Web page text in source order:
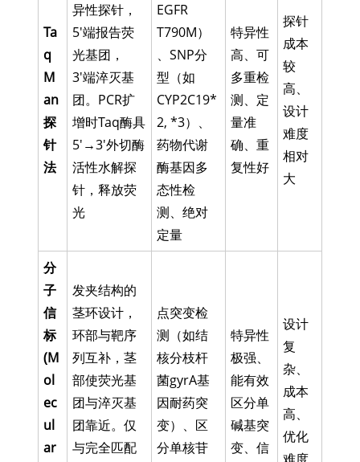
Ta
q
M
an
探
针
法
异性探针，
5'端报告荧
光基团，
3'端淬灭基
团。PCR扩
增时Taq酶具
5'→3'外切酶
活性水解探
针，释放荧
光
EGFR
T790M）
、SNP分
型（如
CYP2C19*
2, *3）、
药物代谢
酶基因多
态性检
测、绝对
定量
特异性
高、可
多重检
测、定
量准
确、重
复性好
探针
成本
较
高、
设计
难度
相对
大
分
子
信
标
(M
ol
ec
ul
ar
发夹结构的
茎环设计，
环部与靶序
列互补，茎
部使荧光基
团与淬灭基
团靠近。仅
与完全匹配
点突变检
测（如结
核分枝杆
菌gyrA基
因耐药突
变）、区
分单核苷
特异性
极强、
能有效
区分单
碱基突
变、信
设计
复
杂、
成本
高、
优化